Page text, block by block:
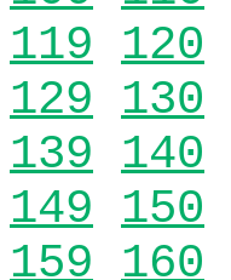
119 120
129 130
139 140
149 150
159 160